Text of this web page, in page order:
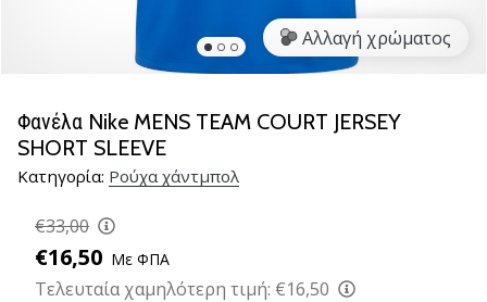
Accelerate
NITRO
SQD
5!
τις
τεχνικές
αναβαθμίσεις
Αλλαγή χρώματος
Φανέλα Nike MENS TEAM COURT JERSEY
SHORT SLEEVE
Κατηγορία: Ρούχα χάντμπολ
€33,00
€16,50 Με ΦΠΑ
Τελευταία χαμηλότερη τιμή: €16,50